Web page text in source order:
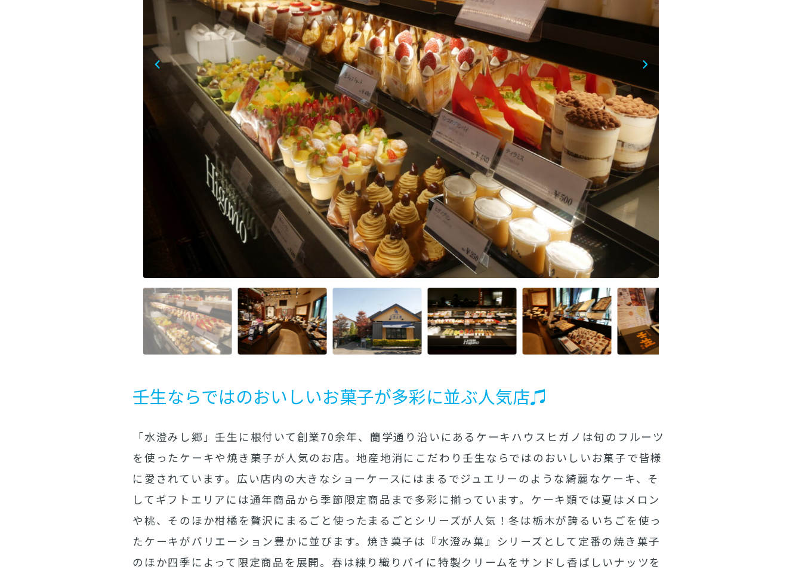
壬生ならではのおいしいお菓子が多彩に並ぶ人気店♫
「水澄みし郷」壬生に根付いて創業70余年、蘭学通り沿いにあるケーキハウスヒガノは旬のフルーツ
を使ったケーキや焼き菓子が人気のお店。地産地消にこだわり壬生ならではのおいしいお菓子で皆様
に愛されています。広い店内の大きなショーケースにはまるでジュエリーのような綺麗なケーキ、そ
してギフトエリアには通年商品から季節限定商品まで多彩に揃っています。ケーキ類では夏はメロン
や桃、そのほか柑橘を贅沢にまるごと使ったまるごとシリーズが人気！冬は栃木が誇るいちごを使っ
たケーキがバリエーション豊かに並びます。焼き菓子は『水澄み菓』シリーズとして定番の焼き菓子
のほか四季によって限定商品を展開。春は練り織りパイに特製クリームをサンドし香ばしいナッツを